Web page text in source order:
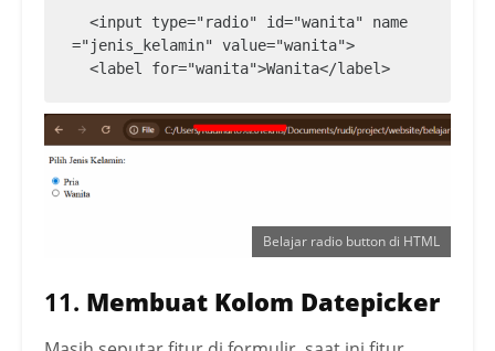
="jenis_kelamin" value="wanita">
  <label for="wanita">Wanita</label>
Belajar radio button di HTML
11. Membuat Kolom Datepicker